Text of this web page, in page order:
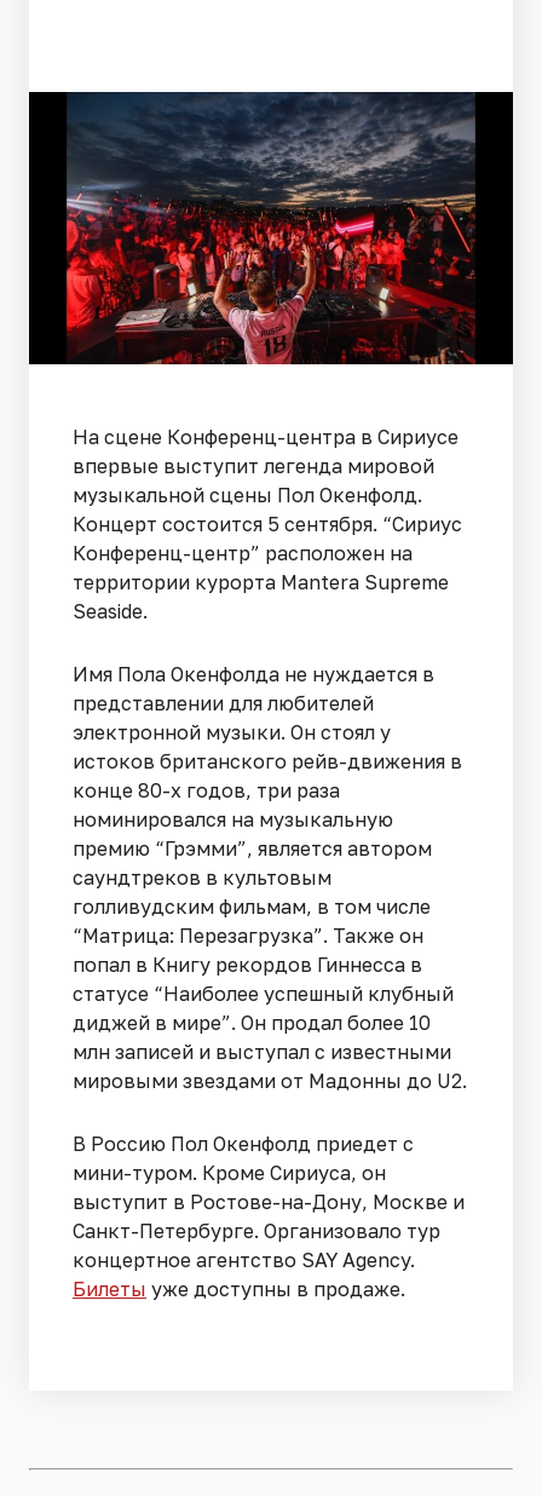
На сцене Конференц-центра в Сириусе
впервые выступит легенда мировой
музыкальной сцены Пол Окенфолд.
Концерт состоится 5 сентября. “Сириус
Конференц-центр” расположен на
территории курорта Mantera Supreme
Seaside.
Имя Пола Окенфолда не нуждается в
представлении для любителей
электронной музыки. Он стоял у
истоков британского рейв-движения в
конце 80-х годов, три раза
номинировался на музыкальную
премию “Грэмми”, является автором
саундтреков в культовым
голливудским фильмам, в том числе
“Матрица: Перезагрузка”. Также он
попал в Книгу рекордов Гиннесса в
статусе “Наиболее успешный клубный
диджей в мире”. Он продал более 10
млн записей и выступал с известными
мировыми звездами от Мадонны до U2.
В Россию Пол Окенфолд приедет с
мини-туром. Кроме Сириуса, он
выступит в Ростове-на-Дону, Москве и
Санкт-Петербурге. Организовало тур
концертное агентство SAY Agency.
Билеты уже доступны в продаже.